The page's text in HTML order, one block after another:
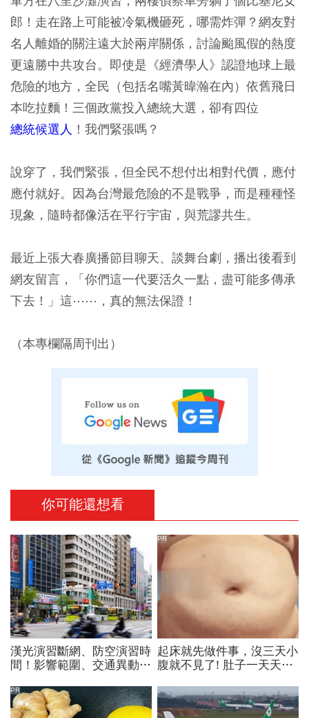
郎！走在路上可能被冷氣機砸死，哪需炸彈？網友對
名人離婚的關注遠大於兩岸關係，討論颱風假的熱度
更遠勝中共攻台。即使是《經濟學人》認證地球上最
危險的地方，全民（包括名嘴黃暐瀚在內）依舊飛日
本吃拉麵！三個政黨投入總統大選，卻有四位
總統候選人 ！我們緊張嗎？
說穿了，我們緊張，但全民不想付出相對代價，應付
應付就好。因為台灣最危險的不是戰爭，而是種種怪
現象，隨時都像活在平行宇宙，與荒謬共生。
最近上張大春廣播節目聊天、談舞台劇，播出後看到
網友留言，「你們這一代要活久一點，盡可能多傳承
下去！」這⋯⋯，真的無法保證！
（本專欄隔周刊出）
你可能還想看
漢光演習斷網、防空演習時
間！影響範圍、交通異動…
鎮韌性演習不配合最高罰
15萬
起床就先做件事，沒三天小
腹就不見了! 肚子一天天變
PR
PR